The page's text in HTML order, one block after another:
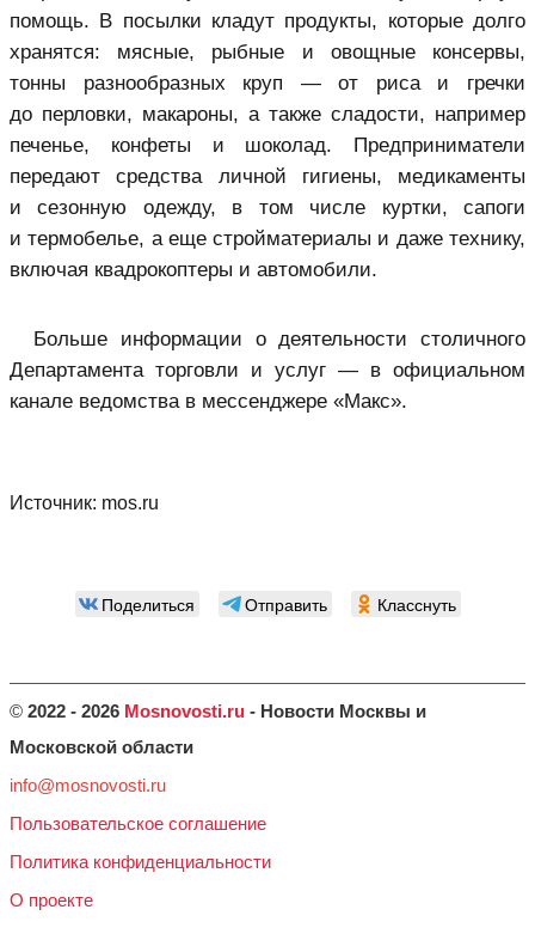
помощь. В посылки кладут продукты, которые долго
хранятся: мясные, рыбные и овощные консервы,
тонны разнообразных круп — от риса и гречки
до перловки, макароны, а также сладости, например
печенье, конфеты и шоколад. Предприниматели
передают средства личной гигиены, медикаменты
и сезонную одежду, в том числе куртки, сапоги
и термобелье, а еще стройматериалы и даже технику,
включая квадрокоптеры и автомобили.
Больше информации о деятельности столичного
Департамента торговли и услуг — в официальном
канале ведомства в мессенджере «Макс».
Источник: mos.ru
Поделиться Отправить Класснуть
© 2022 - 2026 Mosnovosti.ru - Новости Москвы и
Московской области
info@mosnovosti.ru
Пользовательское соглашение
Политика конфиденциальности
О проекте